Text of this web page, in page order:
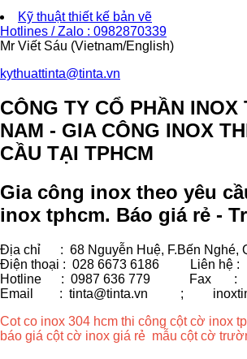
Kỹ thuật thiết kế bản vẽ
Hotlines / Zalo : 0982870339
Mr Viết Sáu (Vietnam/English)
kythuattinta@tinta.vn
CÔNG TY CỔ PHẦN INOX
NAM - GIA CÔNG INOX
CẦU TẠI TPHCM
Gia công inox theo yêu
inox tphcm. Báo giá rẻ -
Địa chỉ : 68 Nguyễn Huệ, F.Bến Nghé,
Điện thoại : 028 6673 6186
Liên hệ :
Hotline : 0987 636 779 Fax
:
Email : tinta@tinta.vn ;
Cot co inox 304 hcm thi công cột cờ inox
báo giá cột cờ inox giá rẻ mẫu cột cờ